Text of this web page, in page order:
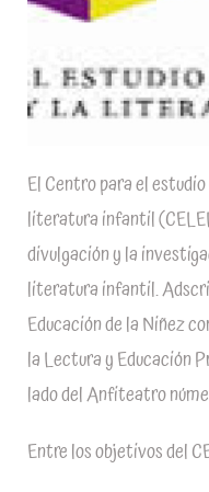
El Centro para el
literatura infantil
divulgación y la
literatura infantil.
Educación de la Niñez
la Lectura y Educación
lado del Anfiteatro
Entre los objetivos del